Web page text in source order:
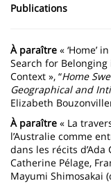
Publications
À paraître « ‘Home’
Search for
Context », “Home
Geographical and
Elizabeth
À paraître « La
l’Australie comme
dans les récits d’Ada
Catherine Pélage,
Mayumi Shimosakai